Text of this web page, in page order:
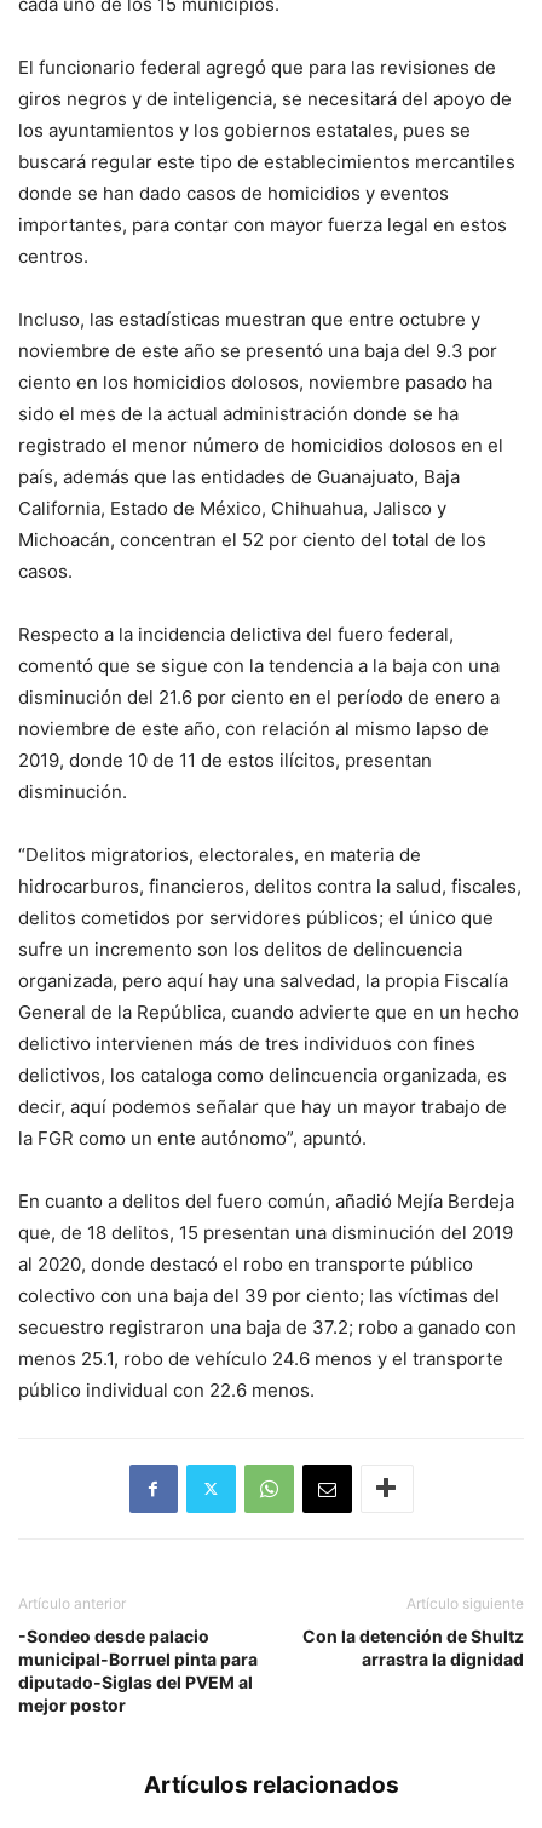
El funcionario federal agregó que para las revisiones de
giros negros y de inteligencia, se necesitará del apoyo de
los ayuntamientos y los gobiernos estatales, pues se
buscará regular este tipo de establecimientos mercantiles
donde se han dado casos de homicidios y eventos
importantes, para contar con mayor fuerza legal en estos
centros.
Incluso, las estadísticas muestran que entre octubre y
noviembre de este año se presentó una baja del 9.3 por
ciento en los homicidios dolosos, noviembre pasado ha
sido el mes de la actual administración donde se ha
registrado el menor número de homicidios dolosos en el
país, además que las entidades de Guanajuato, Baja
California, Estado de México, Chihuahua, Jalisco y
Michoacán, concentran el 52 por ciento del total de los
casos.
Respecto a la incidencia delictiva del fuero federal,
comentó que se sigue con la tendencia a la baja con una
disminución del 21.6 por ciento en el período de enero a
noviembre de este año, con relación al mismo lapso de
2019, donde 10 de 11 de estos ilícitos, presentan
disminución.
“Delitos migratorios, electorales, en materia de
hidrocarburos, financieros, delitos contra la salud, fiscales,
delitos cometidos por servidores públicos; el único que
sufre un incremento son los delitos de delincuencia
organizada, pero aquí hay una salvedad, la propia Fiscalía
General de la República, cuando advierte que en un hecho
delictivo intervienen más de tres individuos con fines
delictivos, los cataloga como delincuencia organizada, es
decir, aquí podemos señalar que hay un mayor trabajo de
la FGR como un ente autónomo”, apuntó.
En cuanto a delitos del fuero común, añadió Mejía Berdeja
que, de 18 delitos, 15 presentan una disminución del 2019
al 2020, donde destacó el robo en transporte público
colectivo con una baja del 39 por ciento; las víctimas del
secuestro registraron una baja de 37.2; robo a ganado con
menos 25.1, robo de vehículo 24.6 menos y el transporte
público individual con 22.6 menos.
Artículo anterior
-Sondeo desde palacio
municipal-Borruel pinta para
diputado-Siglas del PVEM al
mejor postor
Artículo siguiente
Con la detención de Shultz
arrastra la dignidad
Artículos relacionados